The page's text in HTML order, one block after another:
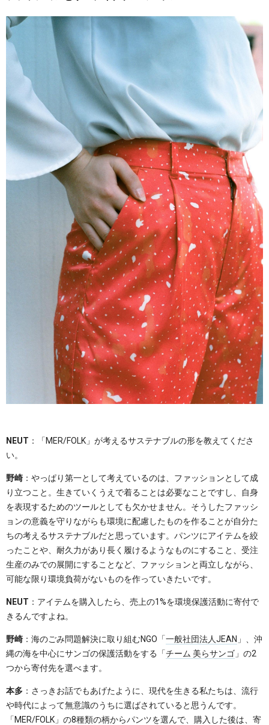
NEUT ：「MER/FOLK」が考えるサステナブルの形を教えてくださ
い。
野崎 ：やっぱり第一として考えているのは、ファッションとして成
り立つこと。生きていくうえで着ることは必要なことですし、自身
を表現するためのツールとしても欠かせません。そうしたファッシ
ョンの意義を守りながらも環境に配慮したものを作ることが自分た
ちの考えるサステナブルだと思っています。パンツにアイテムを絞
ったことや、耐久力があり長く履けるようなものにすること、受注
生産のみでの展開にすることなど、ファッションと両立しながら、
可能な限り環境負荷がないものを作っていきたいです。
NEUT ：アイテムを購入したら、売上の1%を環境保護活動に寄付で
きるんですよね。
野崎 ：海のごみ問題解決に取り組むNGO「一般社団法人JEAN 」、沖
縄の海を中心にサンゴの保護活動をする「チーム 美らサンゴ 」の2
つから寄付先を選べます。
本多 ：さっきお話でもあげたように、現代を生きる私たちは、流行
や時代によって無意識のうちに選ばされていると思うんです。
「MER/FOLK」の8種類の柄からパンツを選んで、購入した後は、寄